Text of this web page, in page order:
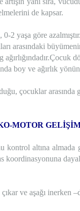
de kapsar.
2 yaşa göre
arasındaki
boy ve ağırlık
çocuklar
MOTOR
altına almada
ve aşağı inerken